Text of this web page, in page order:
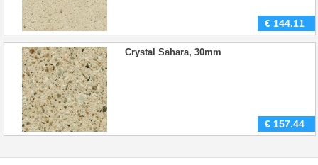
€ 144.11
Crystal Sahara, 30mm
€ 157.44